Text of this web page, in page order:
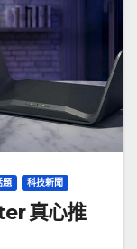
題 科技新聞
真心推